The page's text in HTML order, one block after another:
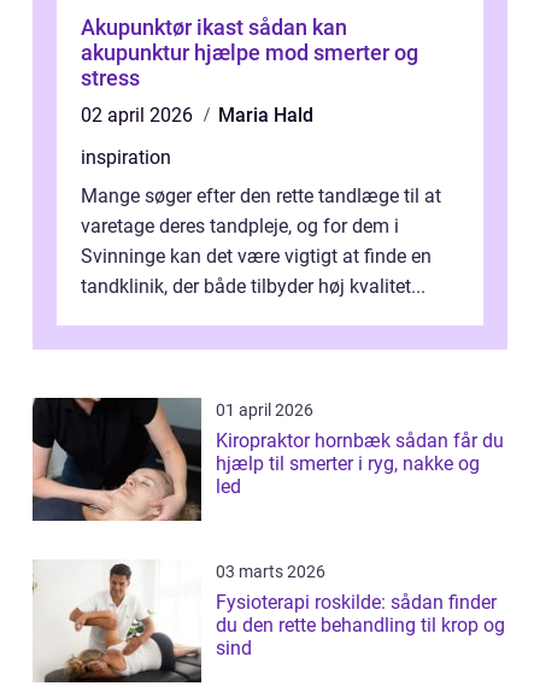
Akupunktør ikast sådan kan
akupunktur hjælpe mod smerter og
stress
02 april 2026
Maria Hald
inspiration
Mange søger efter den rette tandlæge til at
varetage deres tandpleje, og for dem i
Svinninge kan det være vigtigt at finde en
tandklinik, der både tilbyder høj kvalitet...
01 april 2026
Kiropraktor hornbæk sådan får du
hjælp til smerter i ryg, nakke og
led
03 marts 2026
Fysioterapi roskilde: sådan finder
du den rette behandling til krop og
sind